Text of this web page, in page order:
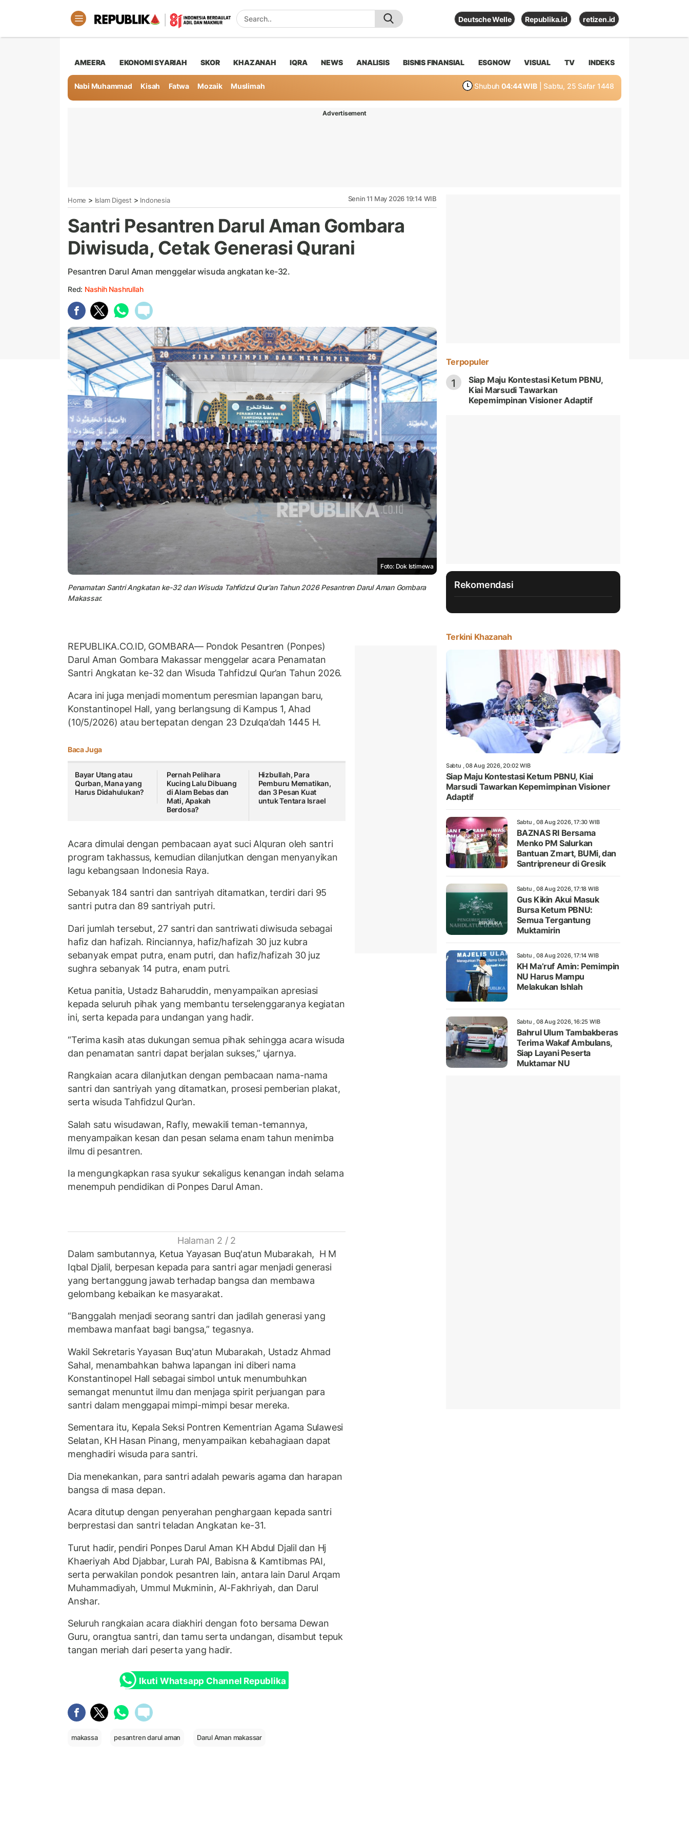
Deutsche Welle Republika.id retizen.id
AMEERA EKONOMI SYARIAH SKOR KHAZANAH IQRA NEWS ANALISIS BISNIS FINANSIAL ESGNOW VISUAL TV INDEKS
Nabi Muhammad Kisah Fatwa Mozaik Muslimah Shubuh 04:44 WIB | Sabtu, 25 Safar 1448
Advertisement
Home > Islam Digest > Indonesia Senin 11 May 2026 19:14 WIB
Santri Pesantren Darul Aman Gombara
Diwisuda, Cetak Generasi Qurani
Pesantren Darul Aman menggelar wisuda angkatan ke-32.
Red: Nashih Nashrullah
Foto: Dok Istimewa
Penamatan Santri Angkatan ke-32 dan Wisuda Tahfidzul Qur’an Tahun 2026 Pesantren Darul Aman Gombara
Makassar.
REPUBLIKA.CO.ID, GOMBARA— Pondok Pesantren (Ponpes)
Darul Aman Gombara Makassar menggelar acara Penamatan
Santri Angkatan ke-32 dan Wisuda Tahfidzul Qur’an Tahun 2026.
Acara ini juga menjadi momentum peresmian lapangan baru,
Konstantinopel Hall, yang berlangsung di Kampus 1, Ahad
(10/5/2026) atau bertepatan dengan 23 Dzulqa’dah 1445 H.
Baca Juga
Bayar Utang atau
Qurban, Mana yang
Harus Didahulukan?
Pernah Pelihara
Kucing Lalu Dibuang
di Alam Bebas dan
Mati, Apakah
Berdosa?
Hizbullah, Para
Pemburu Mematikan,
dan 3 Pesan Kuat
untuk Tentara Israel
Acara dimulai dengan pembacaan ayat suci Alquran oleh santri
program takhassus, kemudian dilanjutkan dengan menyanyikan
lagu kebangsaan Indonesia Raya.
Sebanyak 184 santri dan santriyah ditamatkan, terdiri dari 95
santri putra dan 89 santriyah putri.
Dari jumlah tersebut, 27 santri dan santriwati diwisuda sebagai
hafiz dan hafizah. Rinciannya, hafiz/hafizah 30 juz kubra
sebanyak empat putra, enam putri, dan hafiz/hafizah 30 juz
sughra sebanyak 14 putra, enam putri.
Ketua panitia, Ustadz Baharuddin, menyampaikan apresiasi
kepada seluruh pihak yang membantu terselenggaranya kegiatan
ini, serta kepada para undangan yang hadir.
“Terima kasih atas dukungan semua pihak sehingga acara wisuda
dan penamatan santri dapat berjalan sukses,” ujarnya.
Rangkaian acara dilanjutkan dengan pembacaan nama-nama
santri dan santriyah yang ditamatkan, prosesi pemberian plakat,
serta wisuda Tahfidzul Qur’an.
Salah satu wisudawan, Rafly, mewakili teman-temannya,
menyampaikan kesan dan pesan selama enam tahun menimba
ilmu di pesantren.
Ia mengungkapkan rasa syukur sekaligus kenangan indah selama
menempuh pendidikan di Ponpes Darul Aman.
Halaman 2 / 2
Dalam sambutannya, Ketua Yayasan Buq'atun Mubarakah, H M
Iqbal Djalil, berpesan kepada para santri agar menjadi generasi
yang bertanggung jawab terhadap bangsa dan membawa
gelombang kebaikan ke masyarakat.
“Banggalah menjadi seorang santri dan jadilah generasi yang
membawa manfaat bagi bangsa,” tegasnya.
Wakil Sekretaris Yayasan Buq'atun Mubarakah, Ustadz Ahmad
Sahal, menambahkan bahwa lapangan ini diberi nama
Konstantinopel Hall sebagai simbol untuk menumbuhkan
semangat menuntut ilmu dan menjaga spirit perjuangan para
santri dalam menggapai mimpi-mimpi besar mereka.
Sementara itu, Kepala Seksi Pontren Kementrian Agama Sulawesi
Selatan, KH Hasan Pinang, menyampaikan kebahagiaan dapat
menghadiri wisuda para santri.
Dia menekankan, para santri adalah pewaris agama dan harapan
bangsa di masa depan.
Acara ditutup dengan penyerahan penghargaan kepada santri
berprestasi dan santri teladan Angkatan ke-31.
Turut hadir, pendiri Ponpes Darul Aman KH Abdul Djalil dan Hj
Khaeriyah Abd Djabbar, Lurah PAI, Babisna & Kamtibmas PAI,
serta perwakilan pondok pesantren lain, antara lain Darul Arqam
Muhammadiyah, Ummul Mukminin, Al-Fakhriyah, dan Darul
Anshar.
Seluruh rangkaian acara diakhiri dengan foto bersama Dewan
Guru, orangtua santri, dan tamu serta undangan, disambut tepuk
tangan meriah dari peserta yang hadir.
Ikuti Whatsapp Channel Republika
makassa pesantren darul aman Darul Aman makassar
Terpopuler
1
Siap Maju Kontestasi Ketum PBNU,
Kiai Marsudi Tawarkan
Kepemimpinan Visioner Adaptif
Rekomendasi
Terkini Khazanah
Sabtu , 08 Aug 2026, 20:02 WIB
Siap Maju Kontestasi Ketum PBNU, Kiai
Marsudi Tawarkan Kepemimpinan Visioner
Adaptif
Sabtu , 08 Aug 2026, 17:30 WIB
BAZNAS RI Bersama
Menko PM Salurkan
Bantuan Zmart, BUMi, dan
Santripreneur di Gresik
Sabtu , 08 Aug 2026, 17:18 WIB
Gus Kikin Akui Masuk
Bursa Ketum PBNU:
Semua Tergantung
Muktamirin
Sabtu , 08 Aug 2026, 17:14 WIB
KH Ma’ruf Amin: Pemimpin
NU Harus Mampu
Melakukan Ishlah
Sabtu , 08 Aug 2026, 16:25 WIB
Bahrul Ulum Tambakberas
Terima Wakaf Ambulans,
Siap Layani Peserta
Muktamar NU